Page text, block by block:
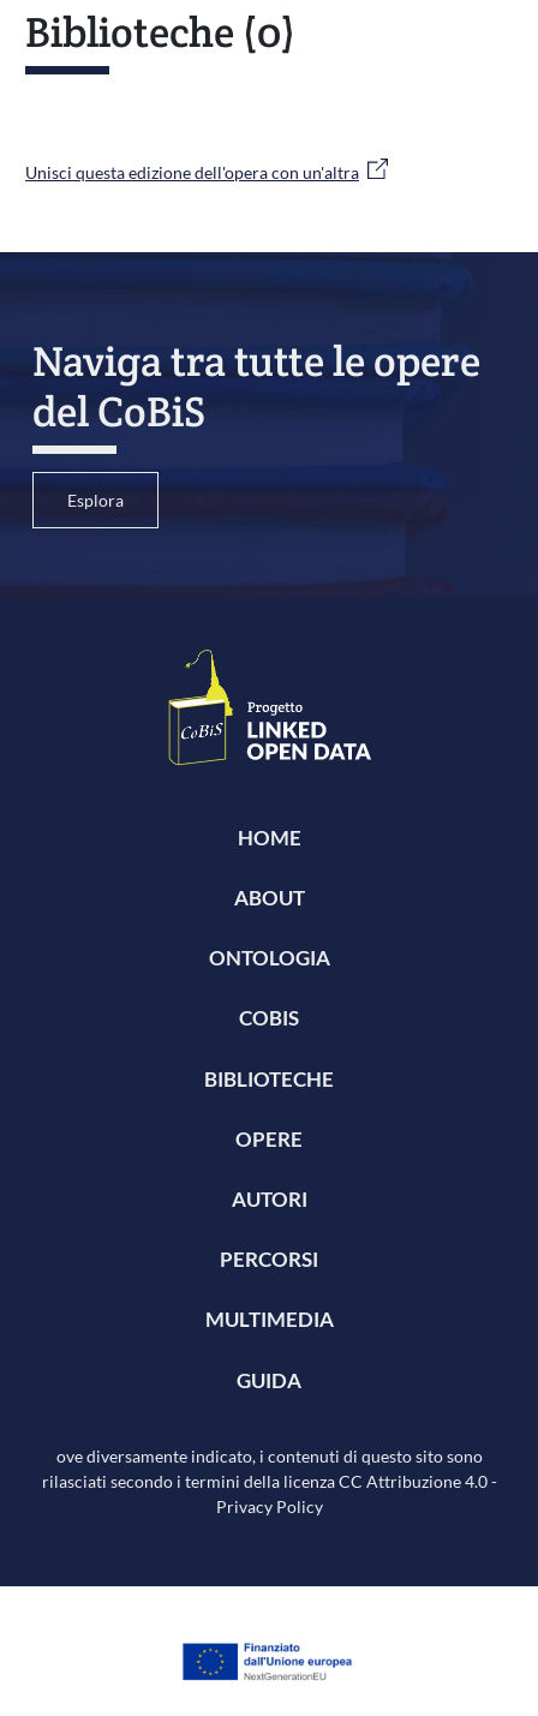
Biblioteche (0)
Unisci questa edizione dell'opera con un'altra
Naviga tra tutte le opere
del CoBiS
Esplora
HOME
ABOUT
ONTOLOGIA
COBIS
BIBLIOTECHE
OPERE
AUTORI
PERCORSI
MULTIMEDIA
GUIDA
ove diversamente indicato, i contenuti di questo sito sono
rilasciati secondo i termini della licenza CC Attribuzione 4.0-
Privacy Policy